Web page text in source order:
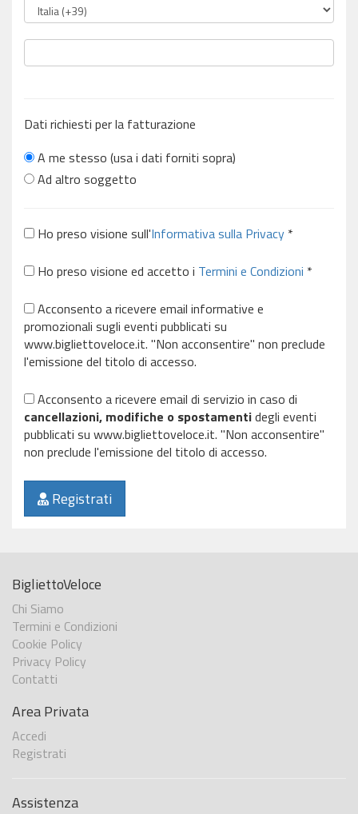
Dati richiesti per la fatturazione
A me stesso (usa i dati forniti sopra)
Ad altro soggetto
Ho preso visione sull'Informativa sulla Privacy *
Ho preso visione ed accetto i Termini e Condizioni *
Acconsento a ricevere email informative e
promozionali sugli eventi pubblicati su
www.bigliettoveloce.it. "Non acconsentire" non preclude
l'emissione del titolo di accesso.
Acconsento a ricevere email di servizio in caso di
cancellazioni, modifiche o spostamentidegli eventi
pubblicati su www.bigliettoveloce.it. "Non acconsentire"
non preclude l'emissione del titolo di accesso.
Registrati
BigliettoVeloce
Chi Siamo
Termini e Condizioni
Cookie Policy
Privacy Policy
Contatti
Area Privata
Accedi
Registrati
Assistenza